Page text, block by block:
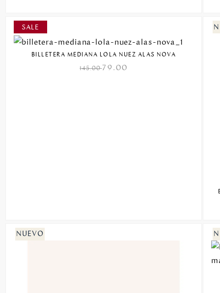
BILLETERA MEDIANA LOLA NUEZ ALAS NOVA
145.0079.00